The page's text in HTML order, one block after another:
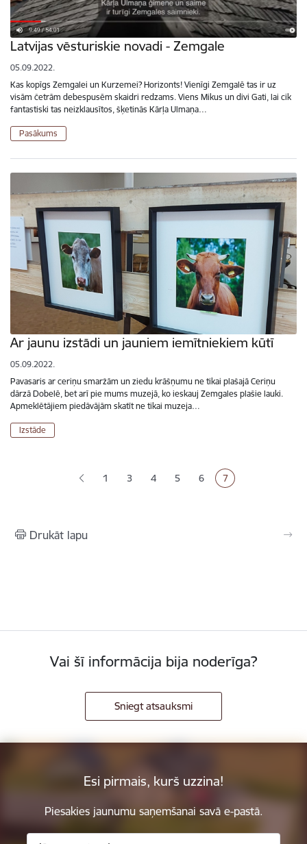
Latvijas vēsturiskie novadi - Zemgale
05.09.2022.
Kas kopīgs Zemgalei un Kurzemei? Horizonts! Vienīgi Zemgalē tas ir uz
visām četrām debespusēm skaidri redzams. Viens Mikus un divi Gati, lai cik
fantastiski tas neizklausītos, šķetinās Kārļa Ulmaņa…
Pasākums
Ar jaunu izstādi un jauniem iemītniekiem kūtī
05.09.2022.
Pavasaris ar ceriņu smaržām un ziedu krāšņumu ne tikai plašajā Ceriņu
dārzā Dobelē, bet arī pie mums muzejā, ko ieskauj Zemgales plašie lauki.
Apmeklētājiem piedāvājām skatīt ne tikai muzeja…
Izstāde
1 Lapa
3 Lapa
4 Lapa
5 Lapa
6 Pašreizējā lapa
7
Drukāt lapu
Vai šī informācija bija noderīga?
Sniegt atsauksmi
Esi pirmais, kurš uzzina!
Piesakies jaunumu saņemšanai savā e-pastā.